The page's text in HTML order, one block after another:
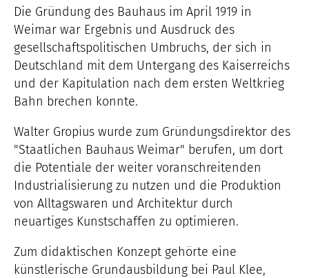
Die Gründung des Bauhaus im April 1919 in
Weimar war Ergebnis und Ausdruck des
gesellschaftspolitischen Umbruchs, der sich in
Deutschland mit dem Untergang des Kaiserreichs
und der Kapitulation nach dem ersten Weltkrieg
Bahn brechen konnte.
Walter Gropius wurde zum Gründungsdirektor des
"Staatlichen Bauhaus Weimar" berufen, um dort
die Potentiale der weiter voranschreitenden
Industrialisierung zu nutzen und die Produktion
von Alltagswaren und Architektur durch
neuartiges Kunstschaffen zu optimieren.
Zum didaktischen Konzept gehörte eine
künstlerische Grundausbildung bei Paul Klee,